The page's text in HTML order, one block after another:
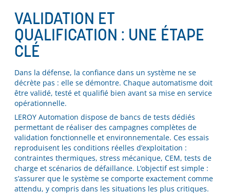
VALIDATION ET
QUALIFICATION : UNE ÉTAPE
CLÉ
Dans la défense, la confiance dans un système ne se
décrète pas : elle se démontre. Chaque automatisme doit
être validé, testé et qualifié bien avant sa mise en service
opérationnelle.
LEROY Automation dispose de bancs de tests dédiés
permettant de réaliser des campagnes complètes de
validation fonctionnelle et environnementale. Ces essais
reproduisent les conditions réelles d’exploitation :
contraintes thermiques, stress mécanique, CEM, tests de
charge et scénarios de défaillance. L’objectif est simple :
s’assurer que le système se comporte exactement comme
attendu, y compris dans les situations les plus critiques.